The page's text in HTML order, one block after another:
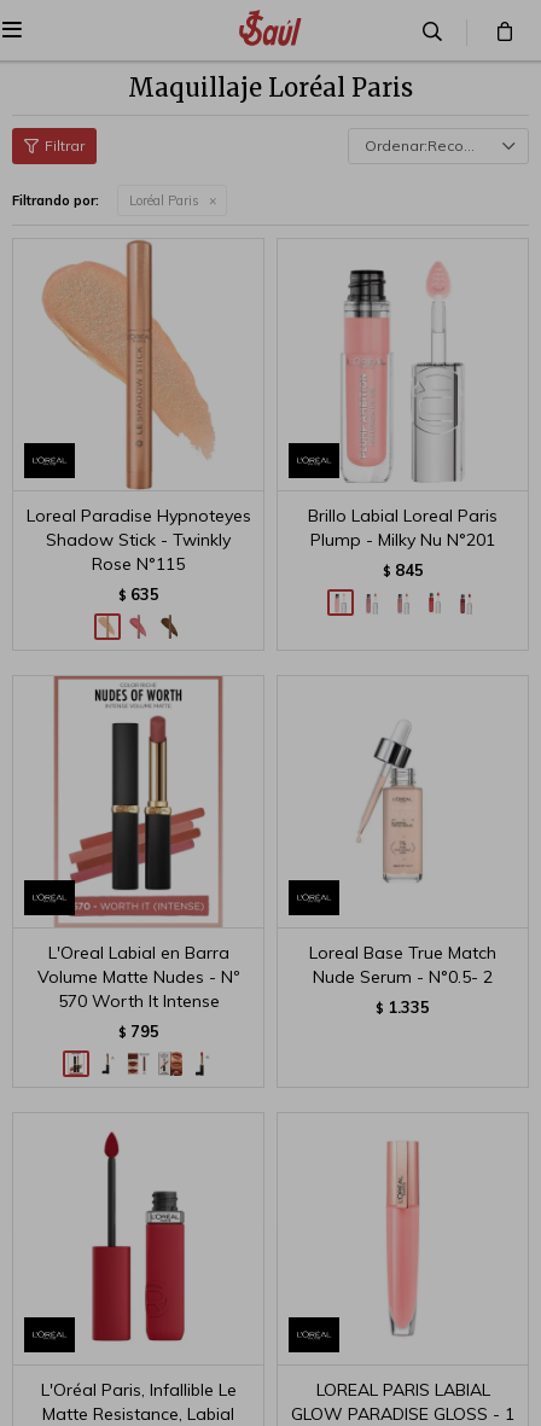

Maquillaje Loréal Paris
Recomendados
Filtrando por: Loréal Paris
Loreal Paradise Hypnoteyes
Shadow Stick - Twinkly
Rose N°115
$ 635
Brillo Labial Loreal Paris
Plump - Milky Nu N°201
$ 845
L'Oreal Labial en Barra
Volume Matte Nudes - Nº
570 Worth It Intense
$ 795
Loreal Base True Match
Nude Serum - N°0.5- 2
$ 1.335
L'Oréal Paris, Infallible Le
Matte Resistance, Labial
LOREAL PARIS LABIAL
GLOW PARADISE GLOSS - 1